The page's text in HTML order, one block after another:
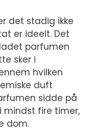
det stadig ikke
er ideelt. Det
parfumen
sker i
hvilken
duft
sidde på
mindst fire timer,
dom.